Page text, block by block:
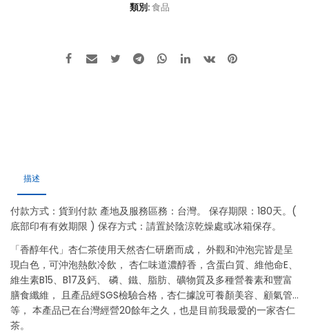
類別:食品
描述
付款方式：貨到付款 產地及服務區務：台灣。 保存期限：180天。(
底部印有有效期限 ) 保存方式：請置於陰涼乾燥處或冰箱保存。
「香醇年代」杏仁茶使用天然杏仁研磨而成， 外觀和沖泡完皆是呈
現白色，可沖泡熱飲冷飲， 杏仁味道濃醇香，含蛋白質、維他命E、
維生素B15、B17及鈣、 磷、鐵、脂肪、礦物質及多種營養素和豐富
膳食纖維， 且產品經SGS檢驗合格，杏仁據說可養顏美容、顧氣管…
等， 本產品已在台灣經營20餘年之久，也是目前我最愛的一家杏仁
茶。